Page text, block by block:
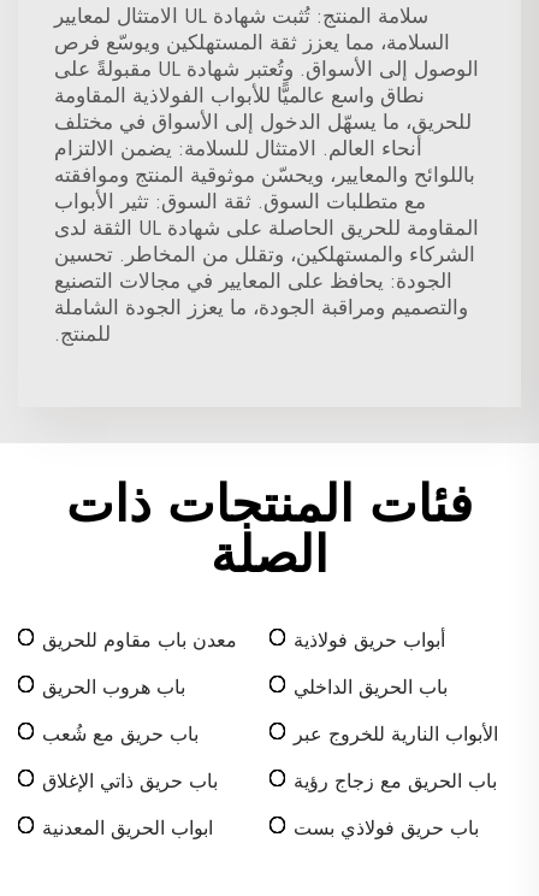
سلامة المنتج: تُثبت شهادة UL الامتثال لمعايير
السلامة، مما يعزز ثقة المستهلكين ويوسّع فرص
الوصول إلى الأسواق. وتُعتبر شهادة UL مقبولةً على
نطاق واسع عالميًّا للأبواب الفولاذية المقاومة
للحريق، ما يسهّل الدخول إلى الأسواق في مختلف
أنحاء العالم. الامتثال للسلامة: يضمن الالتزام
باللوائح والمعايير، ويحسّن موثوقية المنتج وموافقته
مع متطلبات السوق. ثقة السوق: تثير الأبواب
المقاومة للحريق الحاصلة على شهادة UL الثقة لدى
الشركاء والمستهلكين، وتقلل من المخاطر. تحسين
الجودة: يحافظ على المعايير في مجالات التصنيع
والتصميم ومراقبة الجودة، ما يعزز الجودة الشاملة
للمنتج.
فئات المنتجات ذات
الصلة
أبواب حريق فولاذية
معدن باب مقاوم للحريق
باب الحريق الداخلي
باب هروب الحريق
الأبواب النارية للخروج عبر
باب حريق مع شُعب
باب الحريق مع زجاج رؤية
باب حريق ذاتي الإغلاق
باب حريق فولاذي بست
ابواب الحريق المعدنية